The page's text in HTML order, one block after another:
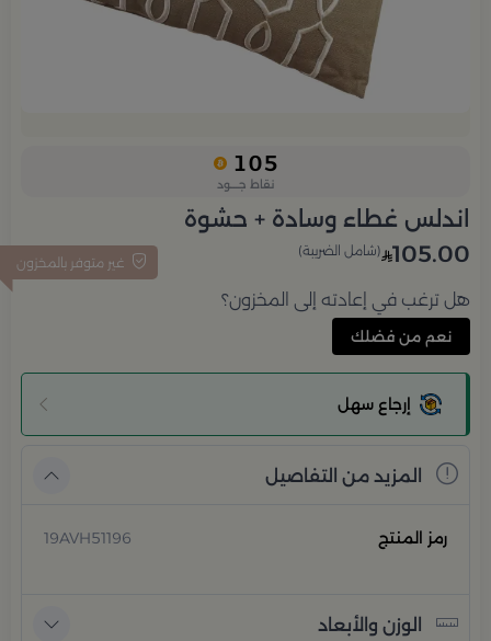
105
نقاط جــــود
اندلس غطاء وسادة + حشوة
غير متوفر بالمخزون 105.00 (شامل الضريبة)
هل ترغب في إعادته إلى المخزون؟
نعم من فضلك
إرجاع سهل
المزيد من التفاصيل
رمز المنتج 19AVH51196
الوزن والأبعاد